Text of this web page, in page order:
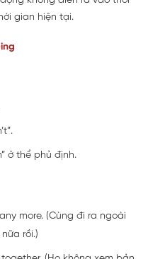
gian hiện tại.
ở thể phủ định.
more. (Cùng đi ra ngoài
rồi.)